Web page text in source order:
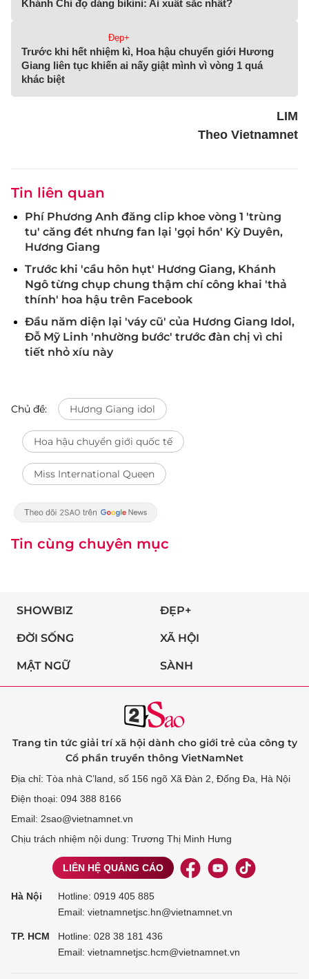
Khánh Chi đọ dáng bikini: Ai xuất sắc nhất?
Đẹp+
Trước khi hết nhiệm kì, Hoa hậu chuyển giới Hương
Giang liên tục khiến ai nấy giật mình vì vòng 1 quá
khác biệt
LIM
Theo Vietnamnet
Tin liên quan
Phí Phương Anh đăng clip khoe vòng 1 'trùng
tu' căng đét nhưng fan lại 'gọi hồn' Kỳ Duyên,
Hương Giang
Trước khi 'cầu hôn hụt' Hương Giang, Khánh
Ngô từng chụp chung thậm chí công khai 'thả
thính' hoa hậu trên Facebook
Đầu năm diện lại 'váy cũ' của Hương Giang Idol,
Đỗ Mỹ Linh 'nhường bước' trước đàn chị vì chi
tiết nhỏ xíu này
Chủ đề: Hương Giang idol
Hoa hậu chuyển giới quốc tế
Miss International Queen
Tin cùng chuyên mục
SHOWBIZ ĐẸP+
ĐỜI SỐNG XÃ HỘI
MẬT NGỮ SÀNH
Trang tin tức giải trí xã hội dành cho giới trẻ của công ty
Cổ phần truyền thông VietNamNet
Địa chỉ: Tòa nhà C’land, số 156 ngõ Xã Đàn 2, Đống Đa, Hà Nội
Điện thoại: 094 388 8166
Email: 2sao@vietnamnet.vn
Chịu trách nhiệm nội dung: Trương Thị Minh Hưng
LIÊN HỆ QUẢNG CÁO
Hà Nội Hotline: 0919 405 885
Email: vietnamnetjsc.hn@vietnamnet.vn
TP. HCM Hotline: 028 38 181 436
Email: vietnamnetjsc.hcm@vietnamnet.vn